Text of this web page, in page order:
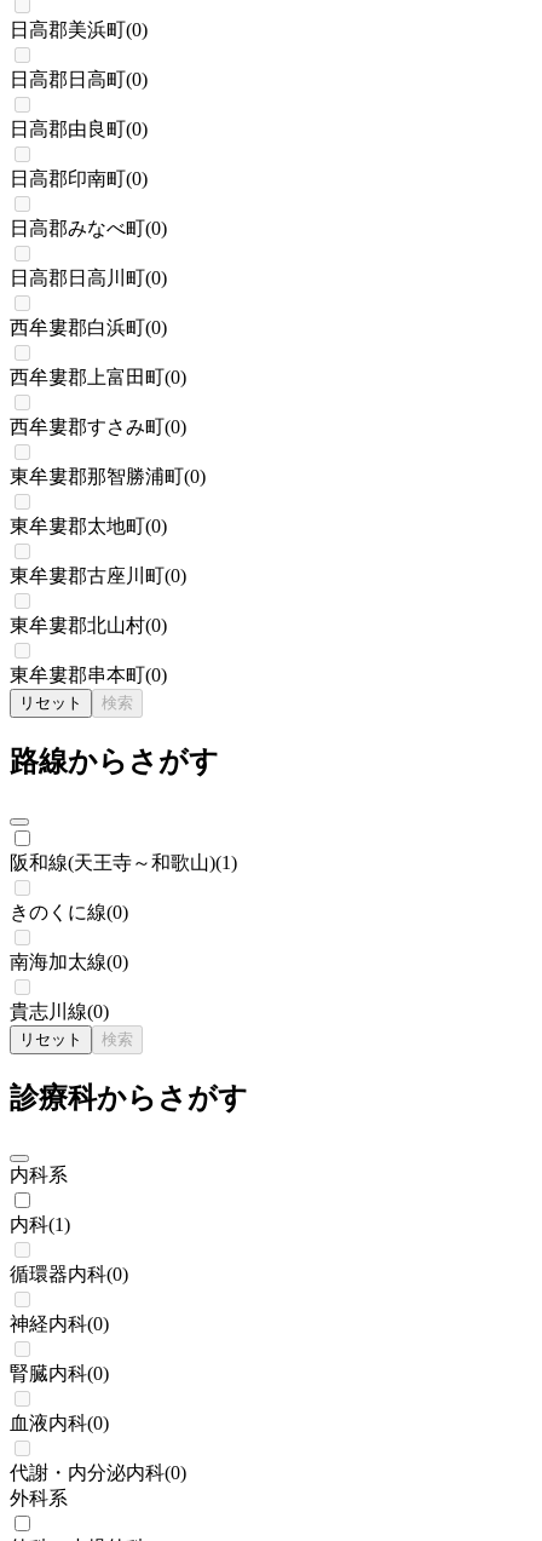
日高郡美浜町(0)
日高郡日高町(0)
日高郡由良町(0)
日高郡印南町(0)
日高郡みなべ町(0)
日高郡日高川町(0)
西牟婁郡白浜町(0)
西牟婁郡上富田町(0)
西牟婁郡すさみ町(0)
東牟婁郡那智勝浦町(0)
東牟婁郡太地町(0)
東牟婁郡古座川町(0)
東牟婁郡北山村(0)
東牟婁郡串本町(0)
リセット 検索
路線からさがす
阪和線(天王寺～和歌山)(1)
きのくに線(0)
南海加太線(0)
貴志川線(0)
リセット 検索
診療科からさがす
内科系
内科(1)
循環器内科(0)
神経内科(0)
腎臓内科(0)
血液内科(0)
代謝・内分泌内科(0)
外科系